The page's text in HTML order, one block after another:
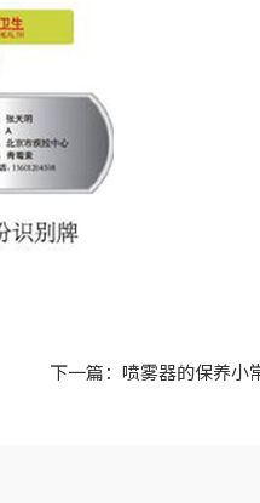
下一篇：喷雾器的保养小